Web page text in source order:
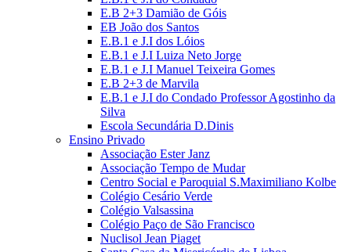
E.B 2+3 Damião de Góis
EB João dos Santos
E.B.1 e J.I dos Lóios
E.B.1 e J.I Luiza Neto Jorge
E.B.1 e J.I Manuel Teixeira Gomes
E.B 2+3 de Marvila
E.B.1 e J.I do Condado Professor Agostinho da
Silva
Escola Secundária D.Dinis
Ensino Privado
Associação Ester Janz
Associação Tempo de Mudar
Centro Social e Paroquial S.Maximiliano Kolbe
Colégio Cesário Verde
Colégio Valsassina
Colégio Paço de São Francisco
Nuclisol Jean Piaget